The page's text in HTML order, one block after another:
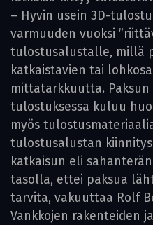
– Hyvin usein 3D-
varmuuden vuoksi
tulostusalustalle, millä
katkaistavien tai
mittatarkkuutta.
tulostuksessa kuluu
myös
tulostusalustan
katkaisun eli
tasolla, ettei paksua
tarvita, vakuuttaa Rolf
Vankkojen rakenteiden